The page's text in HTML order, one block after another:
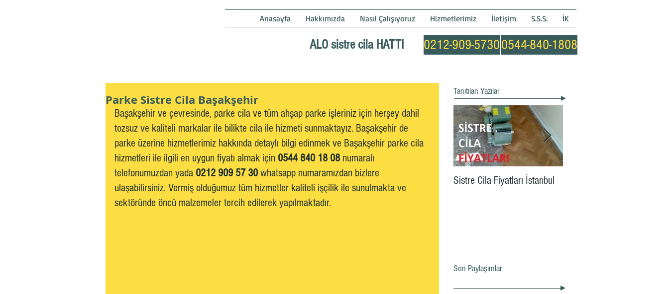
Anasayfa Hakkımızda Nasıl Çalışıyoruz Hizmetlerimiz İletişim S.S.S. İK
ALO sistre cila HATTI 0212-909-57300544-840-1808
Parke Sistre Cila Başakşehir
Başakşehir ve çevresinde, parke cila ve tüm ahşap parke işleriniz için herşey dahil
tozsuz ve kaliteli markalar ile bilikte cila ile hizmeti sunmaktayız. Başakşehir de
parke üzerine hizmetlerimiz hakkında detaylı bilgi edinmek ve Başakşehir parke cila
hizmetleri ile ilgili en uygun fiyatı almak için 0544 840 18 08 numaralı
telefonumuzdan yada 0212 909 57 30 whatsapp numaramızdan bizlere
ulaşabilirsiniz. Vermiş olduğumuz tüm hizmetler kaliteli işçilik ile sunulmakta ve
sektöründe öncü malzemeler tercih edilerek yapılmaktadır.
Tanıtılan Yazılar
Sistre Cila Fiyatları İstanbul
Son Paylaşımlar